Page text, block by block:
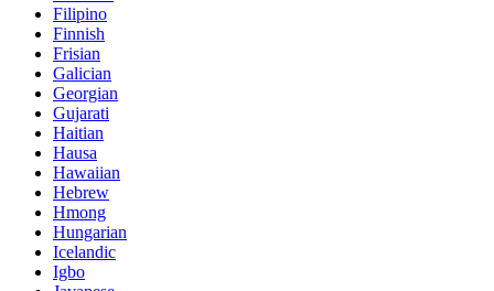
Filipino
Finnish
Frisian
Galician
Georgian
Gujarati
Haitian
Hausa
Hawaiian
Hebrew
Hmong
Hungarian
Icelandic
Igbo